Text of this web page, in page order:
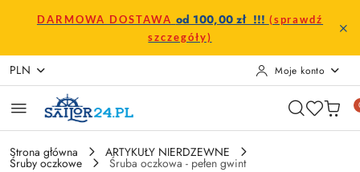
Przejdź do treści głównej
Przejdź do wyszukiwarki
Przejdź do moje konto
Przejdź do menu głównego
Przejdź do stopki
DARMOWA DOSTAWA od 100,00 zł !!! (sprawdź
szczegóły)
PLN Moje konto
Strona główna ARTYKUŁY NIERDZEWNE
Śruby oczkowe Śruba oczkowa - pełen gwint